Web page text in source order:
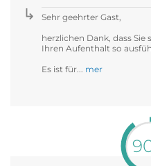
Sehr geehrter Gast,
herzlichen Dank, dass
Ihren Aufenthalt so
Es ist für... mer